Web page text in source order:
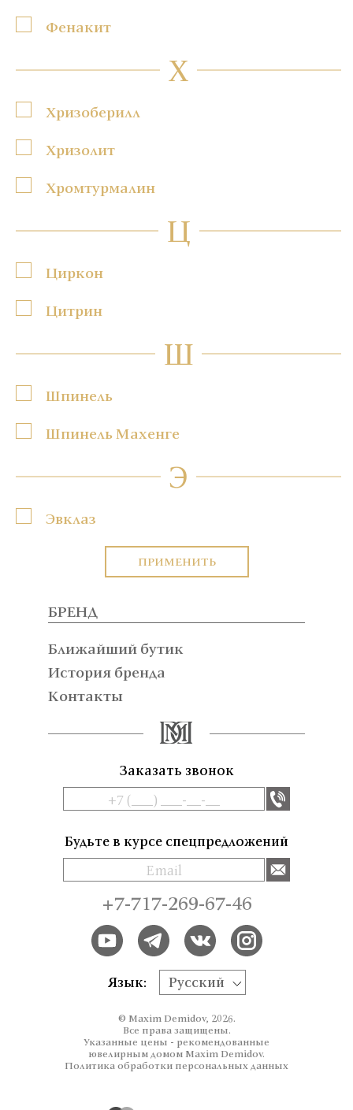
Фенакит
Х
Хризоберилл
Хризолит
Хромтурмалин
Ц
Циркон
Цитрин
Ш
Шпинель
Шпинель Махенге
Э
Эвклаз
ПРИМЕНИТЬ
БРЕНД
Ближайший бутик
История бренда
Контакты
Заказать звонок
Будьте в курсе спецпредложений
+7-717-269-67-46
Язык: Русский
© Maxim Demidov, 2026.
Все права защищены.
Указанные цены - рекомендованные
ювелирным домом Maxim Demidov.
Политика обработки персональных данных